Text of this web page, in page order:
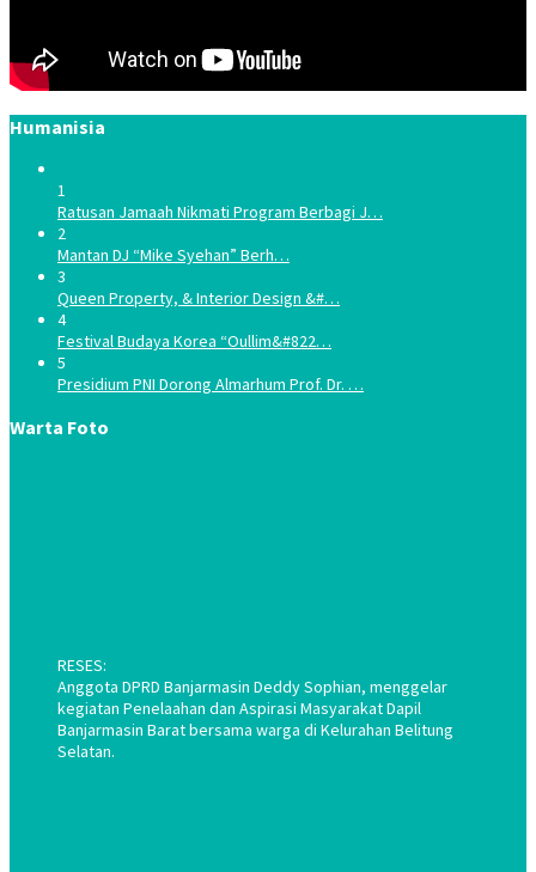
Humanisia
1
Ratusan Jamaah Nikmati Program Berbagi J…
2
Mantan DJ “Mike Syehan” Berh…
3
Queen Property, & Interior Design &#…
4
Festival Budaya Korea “Oullim&#822…
5
Presidium PNI Dorong Almarhum Prof. Dr. …
Warta Foto
RESES:
Anggota DPRD Banjarmasin Deddy Sophian, menggelar
kegiatan Penelaahan dan Aspirasi Masyarakat Dapil
Banjarmasin Barat bersama warga di Kelurahan Belitung
Selatan.